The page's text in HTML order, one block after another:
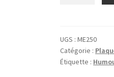
Météo
UGS :ME250
Catégorie :
Étiquette :